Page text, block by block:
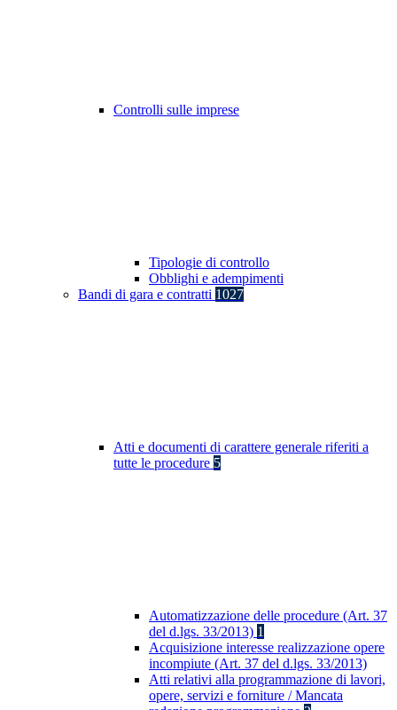
Controlli sulle imprese
Tipologie di controllo
Obblighi e adempimenti
Bandi di gara e contratti 1027
Atti e documenti di carattere generale riferiti a
tutte le procedure 5
Automatizzazione delle procedure (Art. 37
del d.lgs. 33/2013) 1
Acquisizione interesse realizzazione opere
incompiute (Art. 37 del d.lgs. 33/2013)
Atti relativi alla programmazione di lavori,
opere, servizi e forniture / Mancata